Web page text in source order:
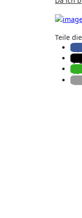
Teile